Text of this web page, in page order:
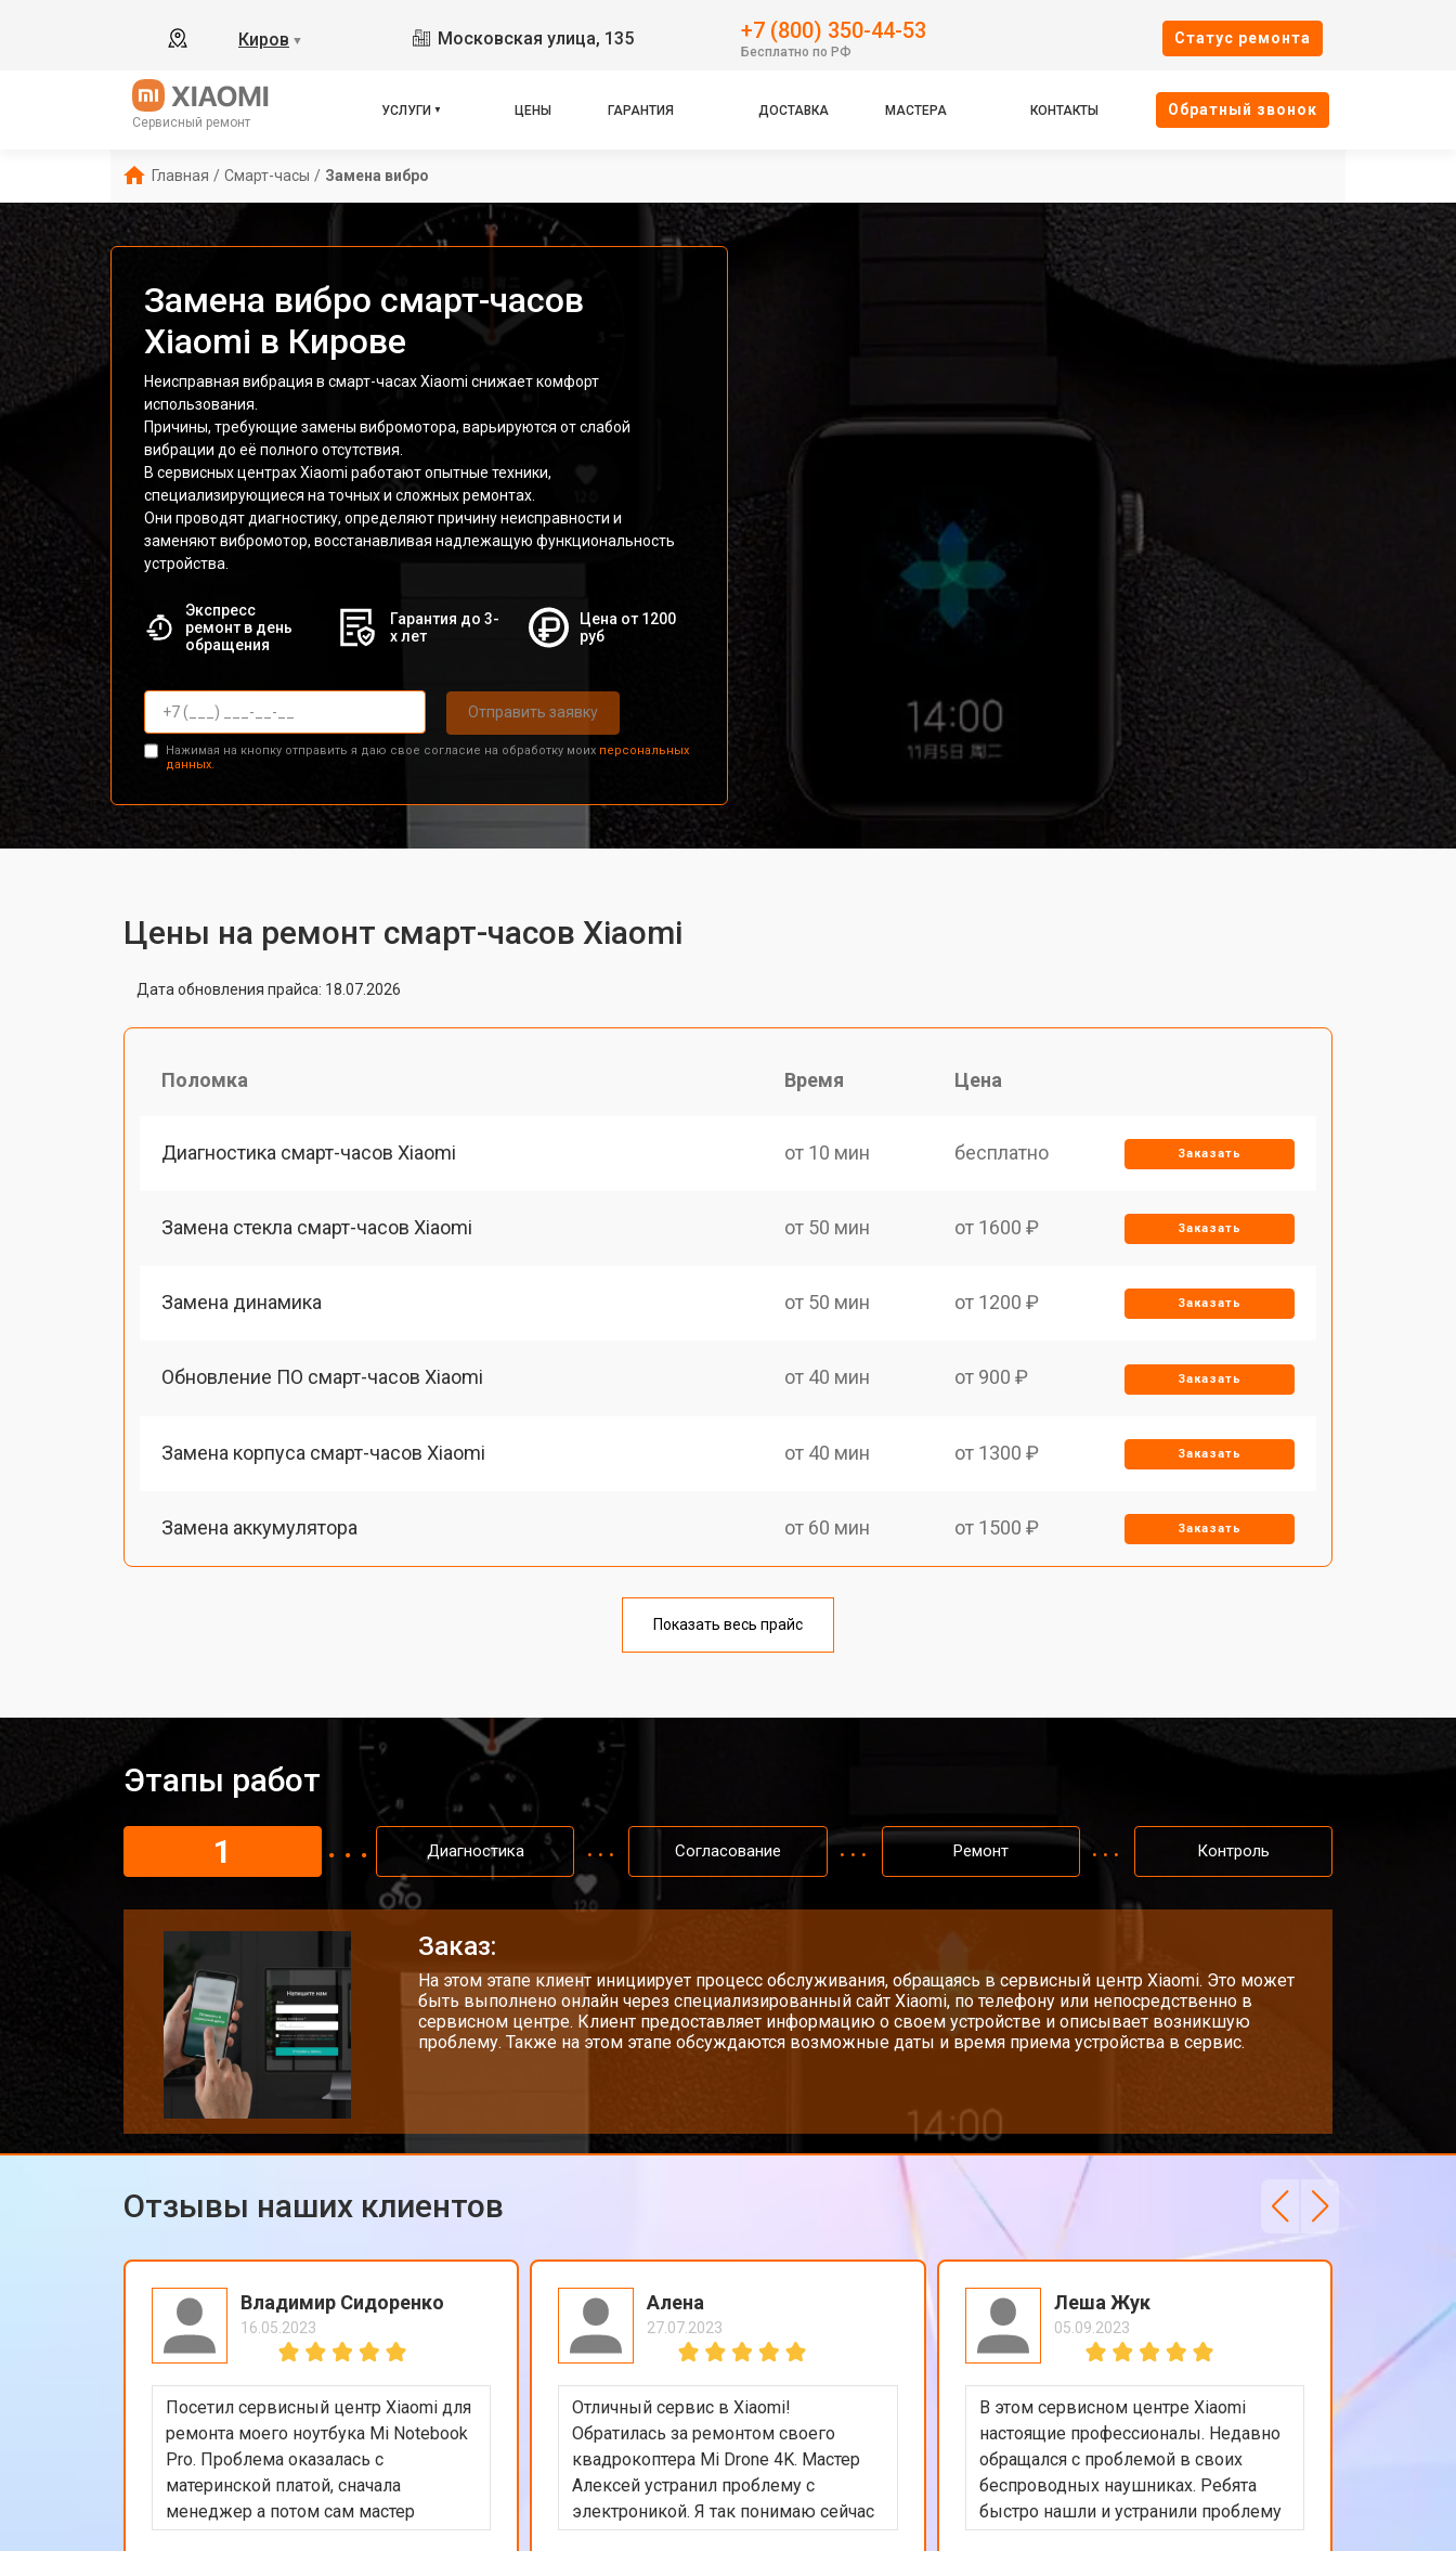
Киров ▼ Московская улица, 135 +7 (800) 350-44-53
Бесплатно по РФ
Cтатус ремонта
Сервисный ремонт
УСЛУГИ ЦЕНЫ ГАРАНТИЯ ДОСТАВКА МАСТЕРА КОНТАКТЫ Oбратный звонок
Главная / Смарт-часы / Замена вибро
Замена вибро смарт-часов
Xiaomi в Кирове
Неисправная вибрация в смарт-часах Xiaomi снижает комфорт
использования.
Причины, требующие замены вибромотора, варьируются от слабой
вибрации до её полного отсутствия.
В сервисных центрах Xiaomi работают опытные техники,
специализирующиеся на точных и сложных ремонтах.
Они проводят диагностику, определяют причину неисправности и
заменяют вибромотор, восстанавливая надлежащую функциональность
устройства.
Экспресс
ремонт в день
обращения
Гарантия до 3-
х лет
Цена от 1200
руб
Отправить заявку
Нажимая на кнопку отправить я даю свое согласие на обработку моих персональных
данных.
Цены на ремонт смарт-часов Xiaomi
Дата обновления прайса: 18.07.2026
Поломка Время Цена
Диагностика смарт-часов Xiaomi от 10 мин бесплатно Заказать
Замена стекла смарт-часов Xiaomi от 50 мин от 1600 ₽ Заказать
Замена динамика от 50 мин от 1200 ₽ Заказать
Обновление ПО смарт-часов Xiaomi от 40 мин от 900 ₽ Заказать
Замена корпуса смарт-часов Xiaomi от 40 мин от 1300 ₽ Заказать
Замена аккумулятора от 60 мин от 1500 ₽ Заказать
от 40 мин
Заказать
Замена кнопки включения от 60 мин от 1500 ₽ Заказать
Замена Wi-Fi смарт-часов Xiaomi
Замена Bluetooth от 70 мин от 2000 ₽ Заказать
Показать весь прайс
Этапы работ
1
Диагностика Согласование Ремонт Контроль
Заказ:
На этом этапе клиент инициирует процесс обслуживания, обращаясь в сервисный центр Xiaomi. Это может
быть выполнено онлайн через специализированный сайт Xiaomi, по телефону или непосредственно в
сервисном центре. Клиент предоставляет информацию о своем устройстве и описывает возникшую
проблему. Также на этом этапе обсуждаются возможные даты и время приема устройства в сервис.
Отзывы наших клиентов
Владимир Сидоренко
16.05.2023
Посетил сервисный центр Xiaomi для
ремонта моего ноутбука Mi Notebook
Pro. Проблема оказалась с
материнской платой, сначала
менеджер а потом сам мастер
подробно объяснили процесс
Алена
27.07.2023
Отличный сервис в Xiaomi!
Обратилась за ремонтом своего
квадрокоптера Mi Drone 4K. Мастер
Алексей устранил проблему с
электроникой. Я так понимаю сейчас
квадрокоптеры часто в сервсиы
Леша Жук
05.09.2023
В этом сервисном центре Xiaomi
настоящие профессионалы. Недавно
обращался с проблемой в своих
беспроводных наушниках. Ребята
быстро нашли и устранили проблему
с подключением. Цены адекватные,